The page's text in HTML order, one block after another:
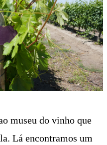
museu do vinho que
Lá encontramos um